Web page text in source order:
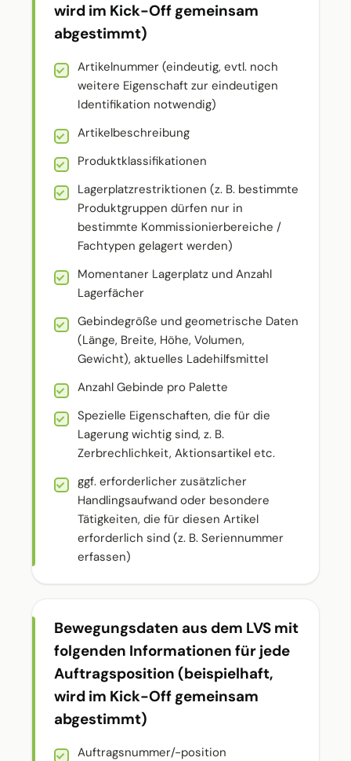
wird im Kick-Off gemeinsam
abgestimmt)
Artikelnummer (eindeutig, evtl. noch
weitere Eigenschaft zur eindeutigen
Identifikation notwendig)
Artikelbeschreibung
Produktklassifikationen
Lagerplatzrestriktionen (z. B. bestimmte
Produktgruppen dürfen nur in
bestimmte Kommissionierbereiche /
Fachtypen gelagert werden)
Momentaner Lagerplatz und Anzahl
Lagerfächer
Gebindegröße und geometrische Daten
(Länge, Breite, Höhe, Volumen,
Gewicht), aktuelles Ladehilfsmittel
Anzahl Gebinde pro Palette
Spezielle Eigenschaften, die für die
Lagerung wichtig sind, z. B.
Zerbrechlichkeit, Aktionsartikel etc.
ggf. erforderlicher zusätzlicher
Handlingsaufwand oder besondere
Tätigkeiten, die für diesen Artikel
erforderlich sind (z. B. Seriennummer
erfassen)
Bewegungsdaten aus dem LVS mit
folgenden Informationen für jede
Auftragsposition (beispielhaft,
wird im Kick-Off gemeinsam
abgestimmt)
Auftragsnummer/-position